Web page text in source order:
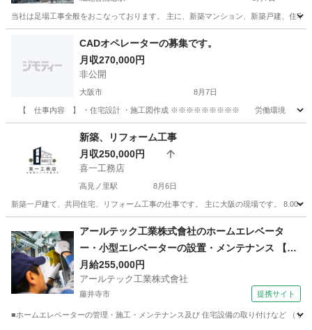
当社は足場工事全般をおこなっております。 主に、新築マンション、新築戸建、住宅
城北公園通駅 足場
CADオペレーターの募集です。
月収270,000円
非公開
大阪市 8月7日
【 仕事内容 】 ・住宅設計 ・施工図作成 ※※※※※※※※※ 労働環境
CAD CADオペレーター
新築、リフォーム工事
月収250,000円
喜一工務店
高見ノ里駅 8月6日
新築一戸建て、共同住宅、リフォーム工事の仕事です。 主に大阪の現場です。 8.00
大工
アールテック工業株式會社のホームエレベータ
ー・小型エレベーターの設置・メンテナンス 【ボ
ーナス・賞与あり】
月給255,000円
アールテック工業株式會社
藤井寺市 提携サイト
■ホームエレベーターの管理・施工・メンテナンス及び 住宅設備の取り付けなど （